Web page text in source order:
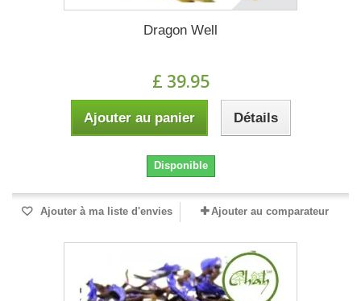
Dragon Well
£ 39.95
Ajouter au panier Détails
Disponible
Ajouter à ma liste d'envies Ajouter au comparateur